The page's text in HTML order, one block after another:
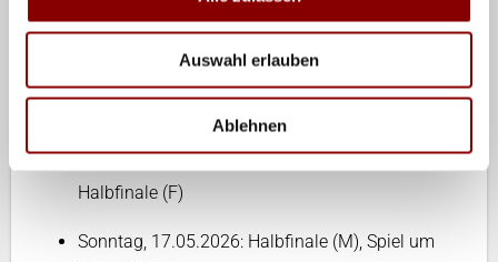
Auswahl erlauben
Ablehnen
Donnerstag, 14.05.2026: Gruppenphase
Freitag, 15.05.2026: Gruppenphase, 1. K.o.-
Samstag, 16.05.2026: Achtelfinale, Viertelfinale,
Halbfinale (F)
Sonntag, 17.05.2026: Halbfinale (M), Spiel um